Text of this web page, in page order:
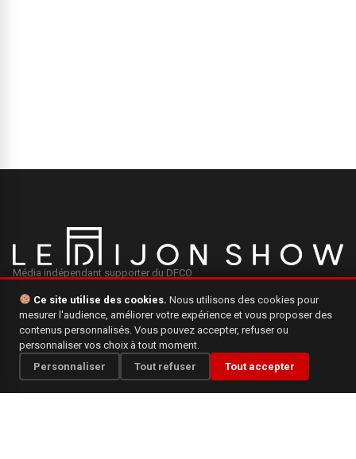
Média indépendant supporter du DFCO
INFORMATIONS
Mentions légales
Qui sommes-nous ?
Ce site utilise des cookies. Nous utilisons des cookies pour
mesurer l'audience, améliorer votre expérience et vous proposer des
contenus personnalisés. Vous pouvez accepter, refuser ou
personnaliser vos choix à tout moment.
Personnaliser
Tout refuser Tout accepter